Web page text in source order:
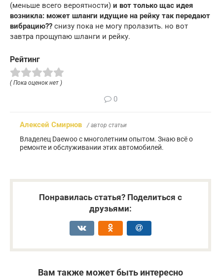
(меньше всего вероятности) и вот только щас идея
возникла: может шланги идущие на рейку так передают
вибрацию?? снизу пока не могу пролазить. но вот
завтра прощупаю шланги и рейку.
Рейтинг
( Пока оценок нет )
0
Алексей Смирнов / автор статьи
Владелец Daewoo с многолетним опытом. Знаю всё о
ремонте и обслуживании этих автомобилей.
Понравилась статья? Поделиться с
друзьями:
Вам также может быть интересно